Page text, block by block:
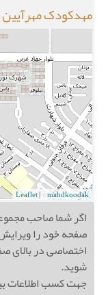
مهدکودک
Leaflet|© mahdkoodak
اگر شما صاحب
صفحه خود را
اختصاصی در بالای
شوید.
جهت کسب اطلاعات